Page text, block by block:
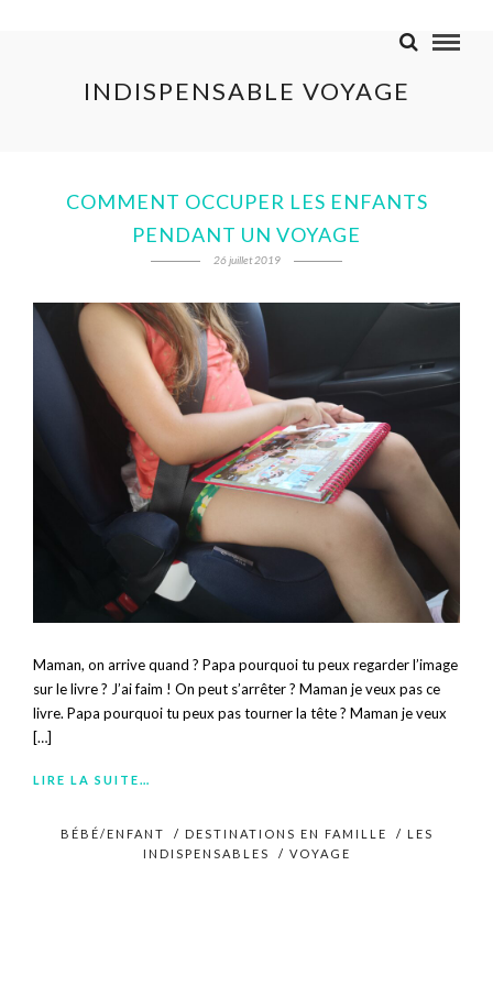
INDISPENSABLE VOYAGE
COMMENT OCCUPER LES ENFANTS
PENDANT UN VOYAGE
26 juillet 2019
Maman, on arrive quand ? Papa pourquoi tu peux regarder l’image
sur le livre ? J’ai faim ! On peut s’arrêter ? Maman je veux pas ce
livre. Papa pourquoi tu peux pas tourner la tête ? Maman je veux
[…]
LIRE LA SUITE…
BÉBÉ/ENFANT / DESTINATIONS EN FAMILLE / LES
INDISPENSABLES
/ VOYAGE